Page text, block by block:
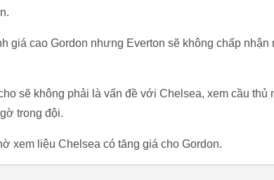
giá cao Gordon nhưng Everton sẽ không chấp nhận
sẽ không phải là vấn đề với Chelsea, xem cầu thủ
trong đội.
xem liệu Chelsea có tăng giá cho Gordon.